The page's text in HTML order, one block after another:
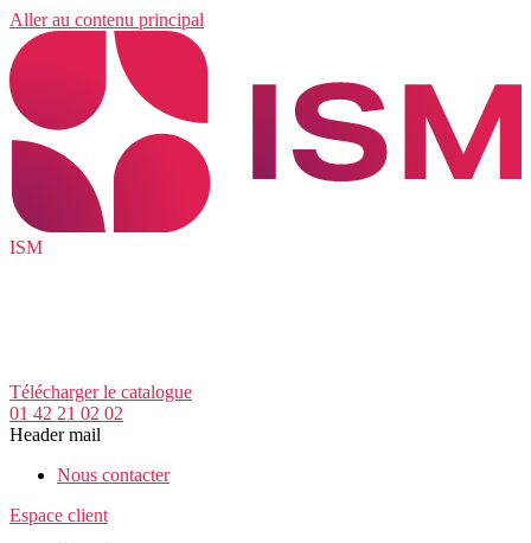
Aller au contenu principal
ISM
Télécharger le catalogue
01 42 21 02 02
Header mail
Nous contacter
Espace client